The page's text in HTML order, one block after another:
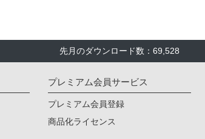
先月のダウンロード数：69,528
プレミアム会員サービス
プレミアム会員登録
商品化ライセンス